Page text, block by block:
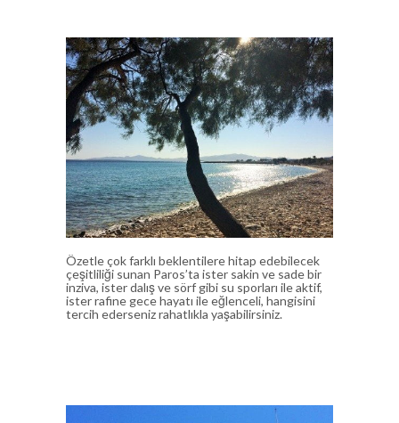
Özetle çok farklı beklentilere hitap edebilecek
çeşitliliği sunan Paros’ta ister sakin ve sade bir
inziva, ister dalış ve sörf gibi su sporları ile aktif,
ister rafine gece hayatı ile eğlenceli, hangisini
tercih ederseniz rahatlıkla yaşabilirsiniz.